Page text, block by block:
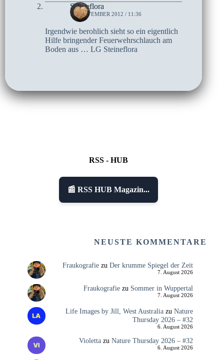
Steineflora
12. NOVEMBER 2012 / 11:36
Irgendwie berohlich sieht so ein eigentlich
Hilfe bringender Feuerwehrschlauch am
Boden aus … LG Steineflora
RSS - HUB
📰 RSS HUB Magazin...
NEUSTE KOMMENTARE
Fraukografiezu Der krumme Spiegel der Zeit
7. August 2026
Fraukografiezu Sommer in Wuppertal
7. August 2026
Life Images by Jill, West Australiazu Nature
Thursday 2026 – #32
6. August 2026
Violettazu Nature Thursday 2026 – #32
6. August 2026